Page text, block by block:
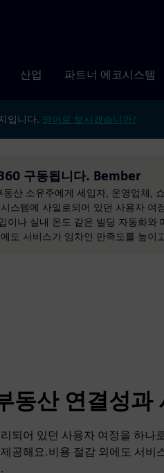
산업 파트너 에코시스템
입니다. 영어로 보시겠습니까?
구동됩니다. Bember
동산 소유주에게 세입자, 운영업체,
스템에 사일로되어 있던 사용자
이나 실내 온도 같은 빌딩 자동화와
도 서비스가 임차인 만족도를 높이
동산 연결성과
되어 있던 사용자 여정을 하나
공해요.비용 절감 외에도 서비